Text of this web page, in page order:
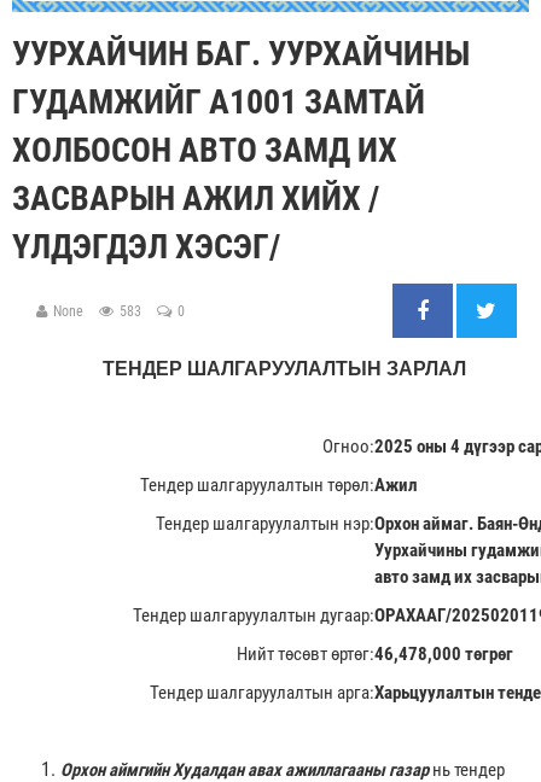
УУРХАЙЧИН БАГ. УУРХАЙЧИНЫ
ГУДАМЖИЙГ А1001 ЗАМТАЙ
ХОЛБОСОН АВТО ЗАМД ИХ
ЗАСВАРЫН АЖИЛ ХИЙХ /
ҮЛДЭГДЭЛ ХЭСЭГ/
None 583 0
ТЕНДЕР ШАЛГАРУУЛАЛТЫН ЗАРЛАЛ
Огноо:2025 оны 4 дүгээр
Тендер шалгаруулалтын төрөл:Ажил
Тендер шалгаруулалтын нэр:Орхон аймаг. Баян-
Уурхайчины
авто замд их
Тендер шалгаруулалтын дугаар:ОРАХААГ/
Нийт төсөвт өртөг:46,478,000 төгрөг
Тендер шалгаруулалтын арга:Харьцуулалтын
Орхон аймгийн Худалдан авах ажиллагааны газарнь тендер